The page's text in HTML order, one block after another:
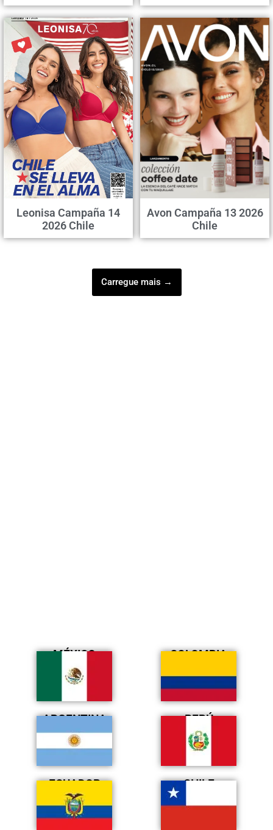
Leonisa Campaña 14
2026 Chile
Avon Campaña 13 2026
Chile
Carregue mais →
MÉXICO COLOMBIA
ARGENTINA PERÚ
ECUADOR CHILE